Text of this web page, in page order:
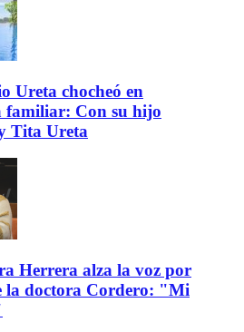
Ureta chocheó en
familiar: Con su hijo
Tita Ureta
Herrera alza la voz por
la doctora Cordero: "Mi